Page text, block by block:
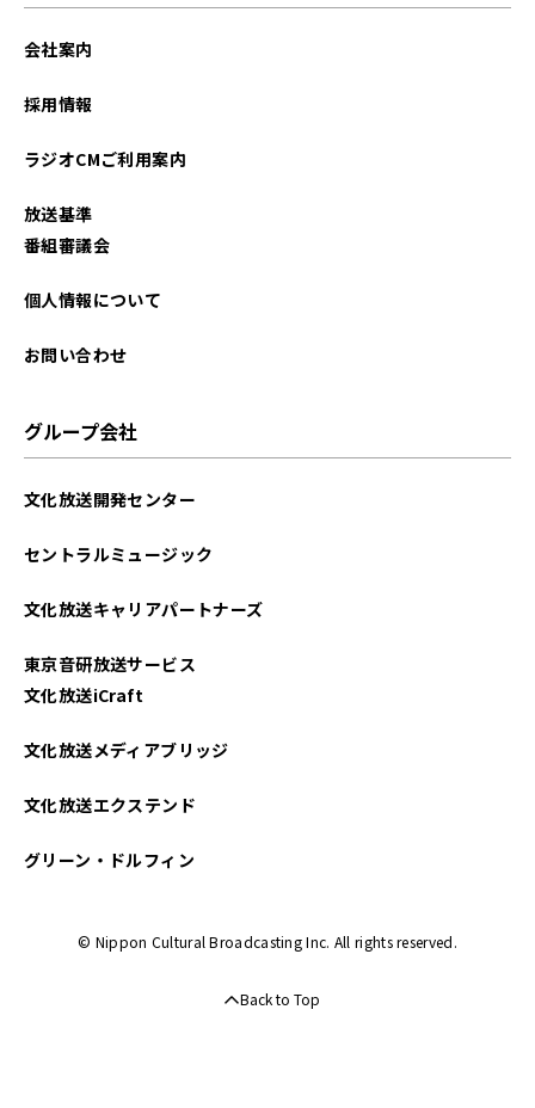
2025年08月
2025年05月
2024年12月
2024年11月
2024年10月
会社案内
採用情報
ラジオCMご利用案内
放送基準
番組審議会
個人情報について
お問い合わせ
グループ会社
文化放送開発センター
セントラルミュージック
文化放送キャリアパートナーズ
東京音研放送サービス
文化放送iCraft
文化放送メディアブリッジ
文化放送エクステンド
グリーン・ドルフィン
© Nippon Cultural Broadcasting Inc. All rights reserved.
Back to Top